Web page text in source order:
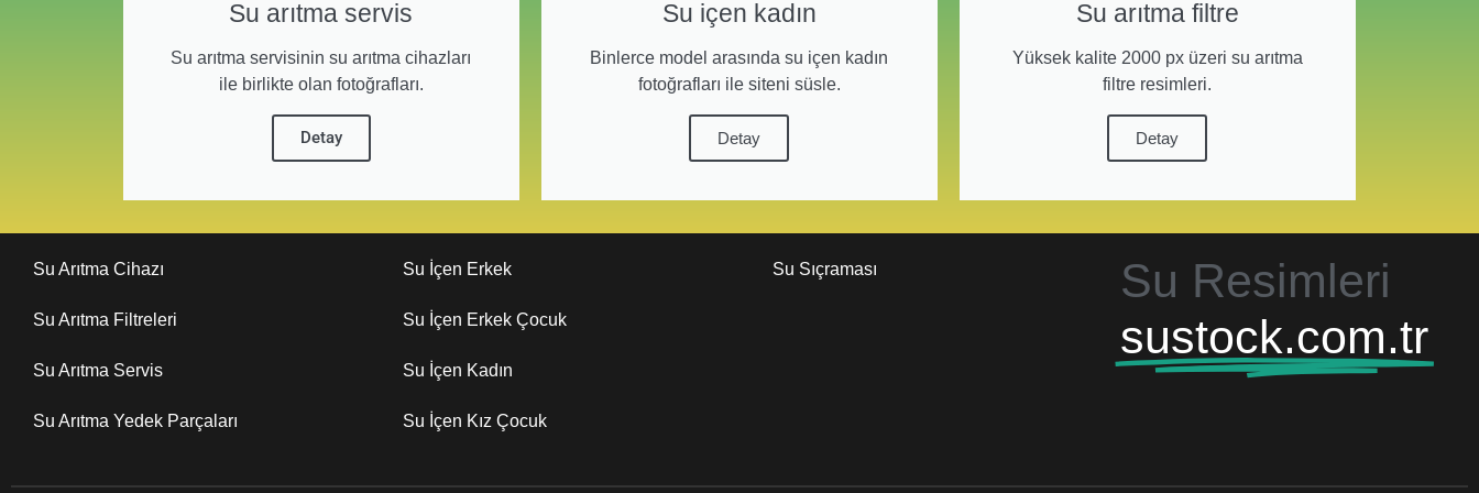
Su arıtma servis
Su arıtma servisinin su arıtma cihazları
ile birlikte olan fotoğrafları.
Detay
Su içen kadın
Binlerce model arasında su içen kadın
fotoğrafları ile siteni süsle.
Detay
Su arıtma filtre
Yüksek kalite 2000 px üzeri su arıtma
filtre resimleri.
Detay
Su Arıtma Cihazı
Su Arıtma Filtreleri
Su Arıtma Servis
Su Arıtma Yedek Parçaları
Su İçen Erkek
Su İçen Erkek Çocuk
Su İçen Kadın
Su İçen Kız Çocuk
Su Sıçraması
Su Resimleri
sustock.com.tr